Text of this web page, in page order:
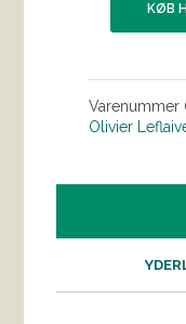
KØB
Varenummer
Olivier